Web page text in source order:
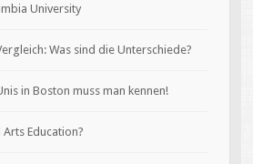
University
Was sind die Unterschiede?
in Boston muss man kennen!
Education?